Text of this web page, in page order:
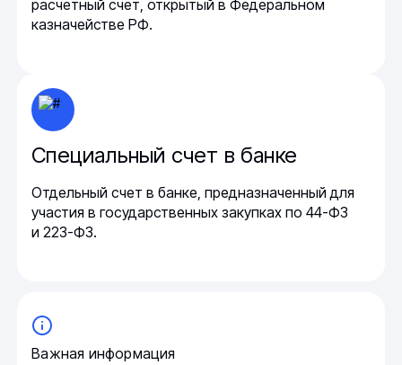
расчетный счет, открытый в Федеральном
казначействе РФ.
Специальный счет в банке
Отдельный счет в банке, предназначенный для
участия в государственных закупках по 44-ФЗ
и 223-ФЗ.
Важная информация